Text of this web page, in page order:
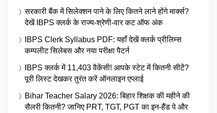
सरकारी बैंक में सिलेक्शन पाने के लिए कितने लाने होंगे मार्क्स?
देखें IBPS क्लर्क के राज्य-श्रेणी-वार कट ऑफ अंक
IBPS Clerk Syllabus PDF: यहाँ देखें क्लर्क प्रीलिम्स
कम्पलीट सिलेबस और नया परीक्षा पैटर्न
IBPS क्लर्क में 11,403 वैकेंसी! आपके स्टेट में कितनी सीटें?
पूरी लिस्ट देखकर तुरंत करें ऑनलाइन एप्लाई
Bihar Teacher Salary 2026: बिहार शिक्षक की महीने की
सैलरी कितनी? जानिए PRT, TGT, PGT का इन-हैंड पे और